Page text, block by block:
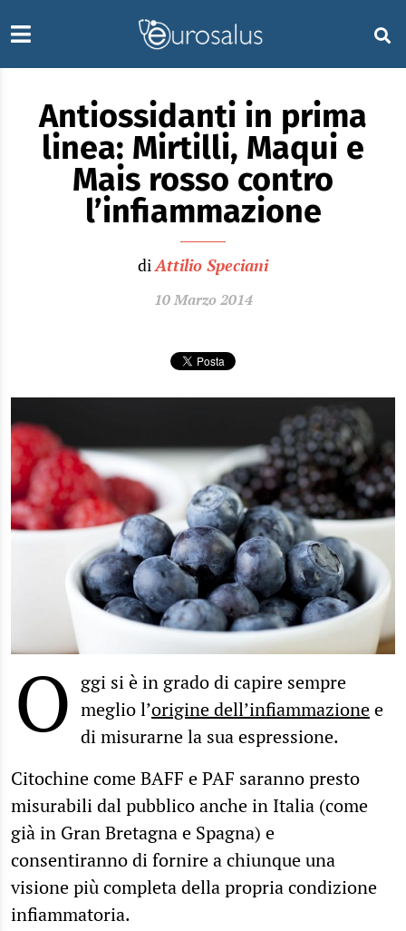
Antiossidanti in prima
linea: Mirtilli, Maqui e
Mais rosso contro
l’infiammazione
diAttilio Speciani
10 Marzo 2014
O ggi si è in grado di capire sempre
meglio l’origine dell’infiammazionee
di misurarne la sua espressione.
Citochine come BAFF e PAF saranno presto
misurabili dal pubblico anche in Italia (come
già in Gran Bretagna e Spagna) e
consentiranno di fornire a chiunque una
visione più completa della propria condizione
infiammatoria.